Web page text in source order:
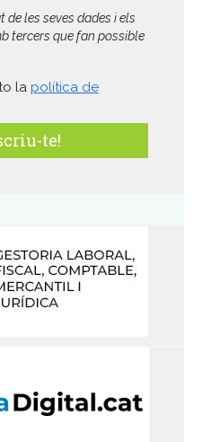
les seves dades i els
tercers que fan possible
la política de